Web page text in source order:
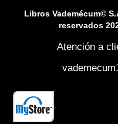
Libros Vademécum©
reservados
Atención a